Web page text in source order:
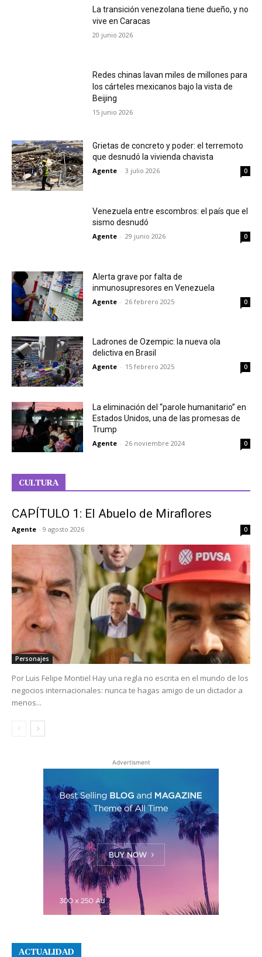
La transición venezolana tiene dueño, y no
vive en Caracas
20 junio 2026
Redes chinas lavan miles de millones para
los cárteles mexicanos bajo la vista de
Beijing
15 junio 2026
Grietas de concreto y poder: el terremoto
que desnudó la vivienda chavista
Agente - 3 julio 2026 0
Venezuela entre escombros: el país que el
sismo desnudó
Agente - 29 junio 2026 0
Alerta grave por falta de
inmunosupresores en Venezuela
Agente - 26 febrero 2025 0
Ladrones de Ozempic: la nueva ola
delictiva en Brasil
Agente - 15 febrero 2025 0
La eliminación del “parole humanitario” en
Estados Unidos, una de las promesas de
Trump
Agente - 26 noviembre 2024 0
CULTURA
CAPÍTULO 1: El Abuelo de Miraflores
Agente - 9 agosto 2026 0
Personajes
Por Luis Felipe Montiel Hay una regla no escrita en el mundo de los
negocios internacionales: nunca te hagas amigo de un dictador a
menos...
Advertisment
ACTUALIDAD